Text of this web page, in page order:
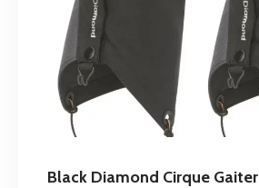
Black Diamond Cirque Gaiter